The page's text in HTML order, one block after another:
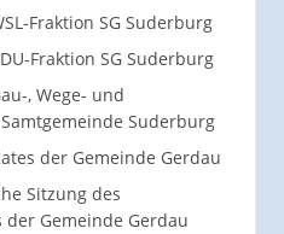
Fraktion SG Suderburg
Fraktion SG Suderburg
, Wege- und
Suderburg
der Gemeinde Gerdau
Sitzung des
der Gemeinde Gerdau